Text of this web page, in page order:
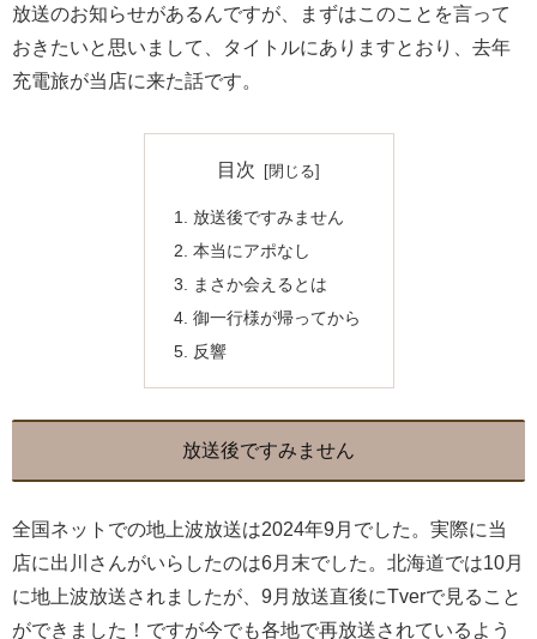
放送のお知らせがあるんですが、まずはこのことを言って
おきたいと思いまして、タイトルにありますとおり、去年
充電旅が当店に来た話です。
目次
放送後ですみません
本当にアポなし
まさか会えるとは
御一行様が帰ってから
反響
放送後ですみません
全国ネットでの地上波放送は2024年9月でした。実際に当
店に出川さんがいらしたのは6月末でした。北海道では10月
に地上波放送されましたが、9月放送直後にTverで見ること
ができました！ですが今でも各地で再放送されているよう